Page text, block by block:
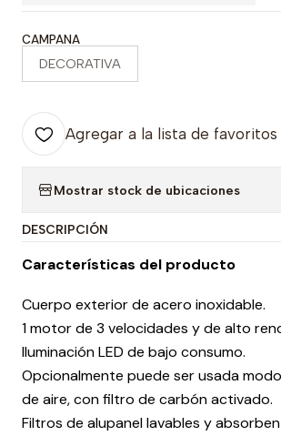
CAMPANA
DECORATIVA
Agregar a la lista de favoritos
Mostrar stock de ubicaciones
DESCRIPCIÓN
Características del producto
Cuerpo exterior de acero inoxidable.
1 motor de 3 velocidades y de alto
Iluminación LED de bajo consumo.
Opcionalmente puede ser usada
de aire, con filtro de carbón activado.
Filtros de alupanel lavables y